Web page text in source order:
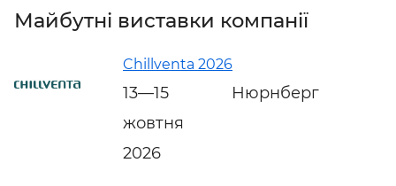
Майбутні виставки компанії
Chillventa 2026
13—15
жовтня
2026
Нюрнберг